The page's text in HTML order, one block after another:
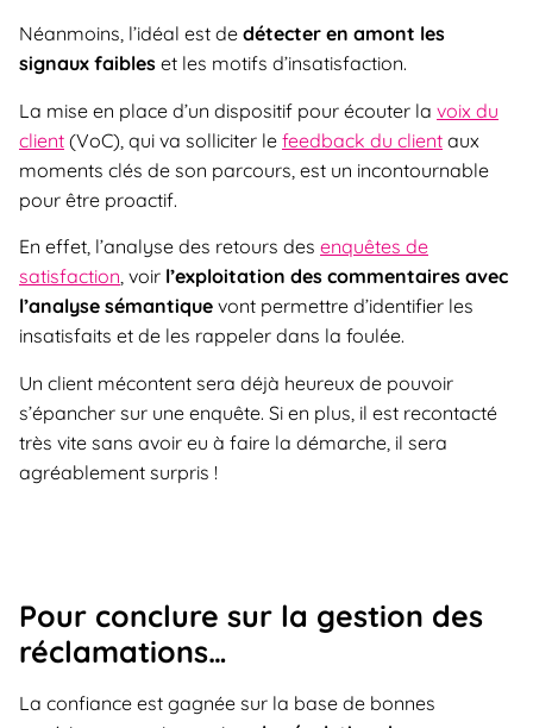
Néanmoins, l’idéal est de détecter en amont les
signaux faibles et les motifs d’insatisfaction.
La mise en place d’un dispositif pour écouter la voix du
client (VoC), qui va solliciter le feedback du client aux
moments clés de son parcours, est un incontournable
pour être proactif.
En effet, l’analyse des retours des enquêtes de
satisfaction, voir l’exploitation des commentaires avec
l’analyse sémantique vont permettre d’identifier les
insatisfaits et de les rappeler dans la foulée.
Un client mécontent sera déjà heureux de pouvoir
s’épancher sur une enquête. Si en plus, il est recontacté
très vite sans avoir eu à faire la démarche, il sera
agréablement surpris !
Pour conclure sur la gestion des
réclamations…
La confiance est gagnée sur la base de bonnes